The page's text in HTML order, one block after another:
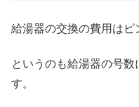
給湯器の交換の費用はピ
というのも給湯器の号
す。